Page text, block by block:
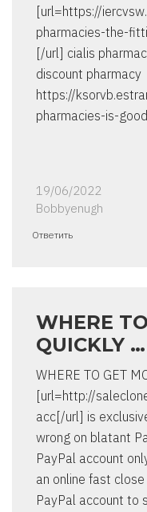
[url=https://
pharmacies-the-
[/url] cialis
discount pharmacy
https://
pharmacies-is-
19/06/2022
Bobbyenugh
Ответить
WHERE
QUICKLY …
WHERE TO GET
[url=http://
acc[/url] is
wrong on blatant
PayPal account
an online fast
PayPal account to